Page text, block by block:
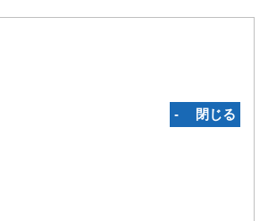
‐ 閉じる